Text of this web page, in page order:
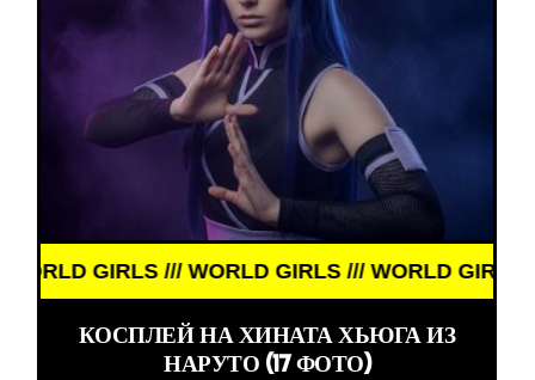
GIRLS /// WORLD GIRLS /// WORLD GIRLS ///
КОСПЛЕЙ НА ХИНАТА ХЬЮГА ИЗ
НАРУТО (17 ФОТО)